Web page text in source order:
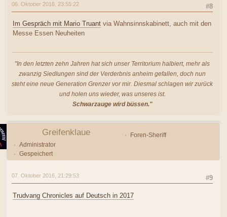
#8
06. Oktober 2016, 23:55:22
Im Gespräch mit Mario Truant via Wahnsinnskabinett, auch mit den
Messe Essen Neuheiten
"In den letzten zehn Jahren hat sich unser Territorium halbiert, mehr als
zwanzig Siedlungen sind der Verderbnis anheim gefallen, doch nun
steht eine neue Generation Grenzer vor mir. Diesmal schlagen wir zurück
und holen uns wieder, was unseres ist.
Schwarzauge wird büssen."
Greifenklaue
Foren-Sheriff
Administrator
Gespeichert
#9
07. Oktober 2016, 21:29:53
Trudvang Chronicles auf Deutsch in 2017